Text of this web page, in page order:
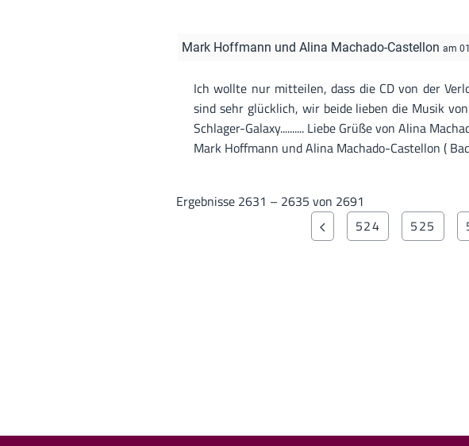
Mark Hoffmann und Alina Machado-Castellon am
Ich wollte nur mitteilen, dass die CD von der
sind sehr glücklich, wir beide lieben die Musik
Schlager-Galaxy.......... Liebe Grüße von Alina
Mark Hoffmann und Alina Machado-Castellon (
Ergebnisse 2631 – 2635 von 2691
524
525